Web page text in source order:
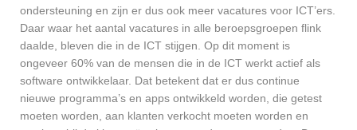
ondersteuning en zijn er dus ook meer vacatures voor ICT’ers.
Daar waar het aantal vacatures in alle beroepsgroepen flink
daalde, bleven die in de ICT stijgen. Op dit moment is
ongeveer 60% van de mensen die in de ICT werkt actief als
software ontwikkelaar. Dat betekent dat er dus continue
nieuwe programma’s en apps ontwikkeld worden, die getest
moeten worden, aan klanten verkocht moeten worden en